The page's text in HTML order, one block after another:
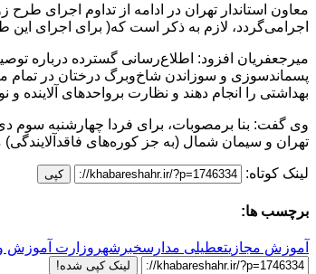
اجرامی‌گردد، لازم به ذکر است که( برای اجرای
میرجعفریان افزود: اطلاع‌رسانی گسترده درباره
پسماندسوزی و سوزاندن شاخ‌وبرگ درختان در تمام
بهداشتی را انجام دهند و نظارت برواحدهای
وی گفت: بنا برمصوبات، برای فردا چهارشنبه
تهران و سیمان شمال (به جز کوره‌های
لینک کوتاه: کپی
برچسب ها:
آموزش مجازیتعطیلی مدارسخبرشهر وزارت آموزش
لینک کپی شده!